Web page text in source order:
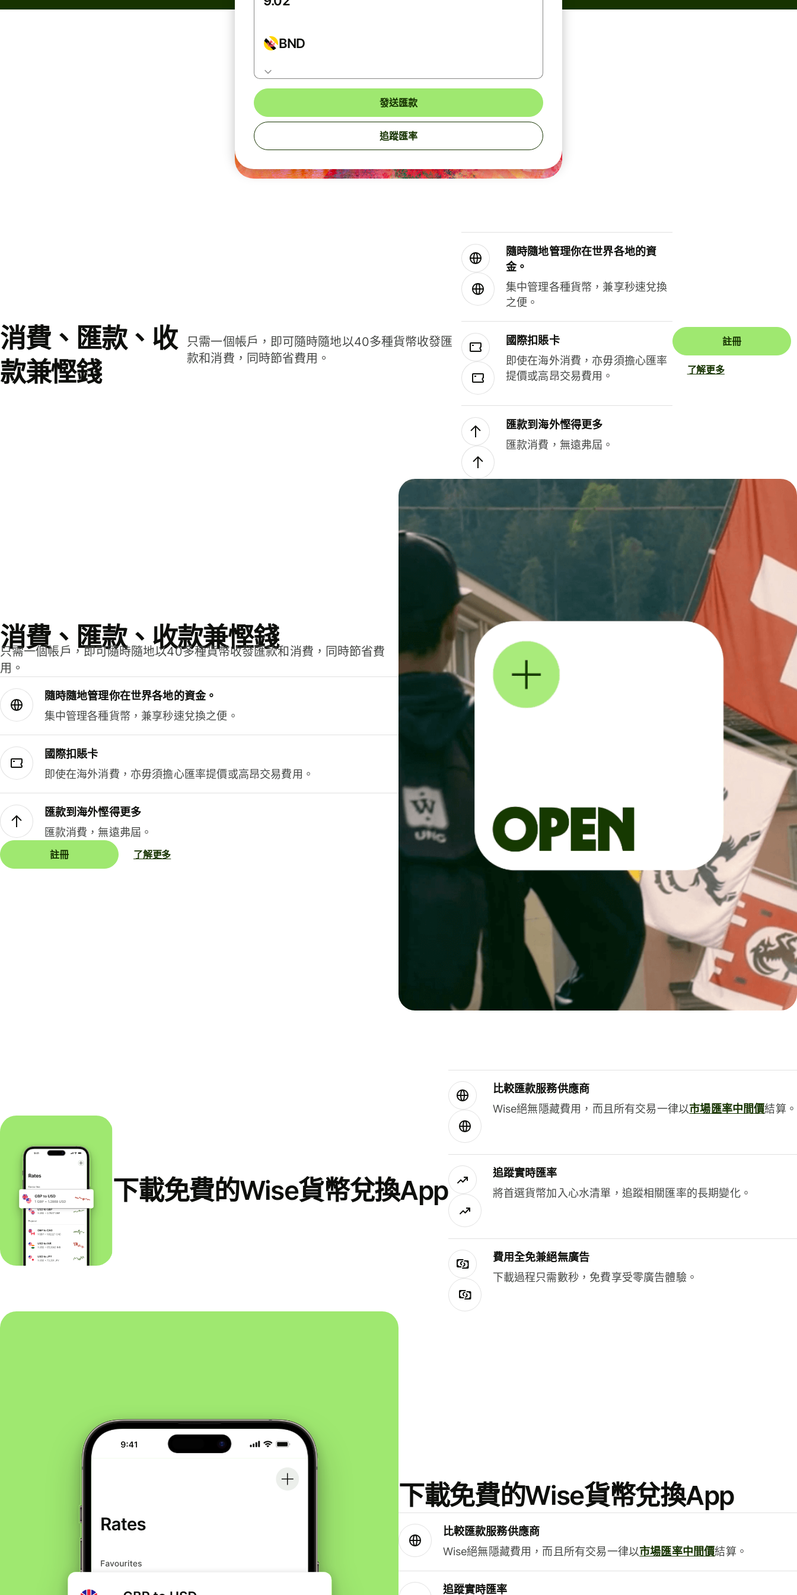
BND
發送匯款
追蹤匯率
消費、匯款、收
款兼慳錢
只需一個帳戶，即可隨時隨地以40多種貨幣收發匯
款和消費，同時節省費用。
隨時隨地管理你在世界各地的資
金。
集中管理各種貨幣，兼享秒速兌換
之便。
國際扣賬卡
即使在海外消費，亦毋須擔心匯率
提價或高昂交易費用。
匯款到海外慳得更多
匯款消費，無遠弗屆。
註冊
了解更多
消費、匯款、收款兼慳錢
只需一個帳戶，即可隨時隨地以40多種貨幣收發匯款和消費，同時節省費
用。
隨時隨地管理你在世界各地的資金。
集中管理各種貨幣，兼享秒速兌換之便。
國際扣賬卡
即使在海外消費，亦毋須擔心匯率提價或高昂交易費用。
匯款到海外慳得更多
匯款消費，無遠弗屆。
註冊 了解更多
下載免費的Wise貨幣兌換App
比較匯款服務供應商
Wise絕無隱藏費用，而且所有交易一律以市場匯率中間價結算。
追蹤實時匯率
將首選貨幣加入心水清單，追蹤相關匯率的長期變化。
費用全免兼絕無廣告
下載過程只需數秒，免費享受零廣告體驗。
下載免費的Wise貨幣兌換App
比較匯款服務供應商
Wise絕無隱藏費用，而且所有交易一律以市場匯率中間價結算。
追蹤實時匯率